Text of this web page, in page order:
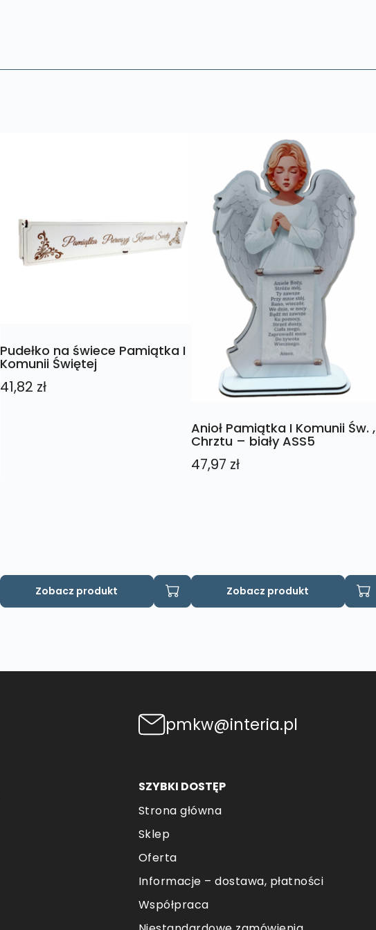
Pudełko na świece Pamiątka I
Komunii Świętej
41,82 zł
Zobacz produkt
Anioł Pamiątka I Komunii Św. ,
Chrztu – biały ASS5
47,97 zł
Zobacz produkt
pmkw@interia.pl
SZYBKI DOSTĘP
Strona główna
Sklep
Oferta
Informacje – dostawa, płatności
Współpraca